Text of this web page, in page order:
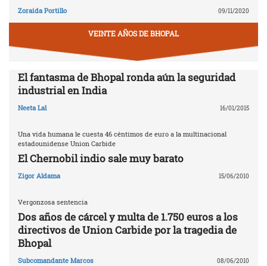
Zoraida Portillo 09/11/2020
VEINTE AÑOS DE BHOPAL
El fantasma de Bhopal ronda aún la seguridad
industrial en India
Neeta Lal 16/01/2015
Una vida humana le cuesta 46 céntimos de euro a la multinacional
estadounidense Union Carbide
El Chernobil indio sale muy barato
Zigor Aldama 15/06/2010
Vergonzosa sentencia
Dos años de cárcel y multa de 1.750 euros a los
directivos de Union Carbide por la tragedia de
Bhopal
Subcomandante Marcos 08/06/2010